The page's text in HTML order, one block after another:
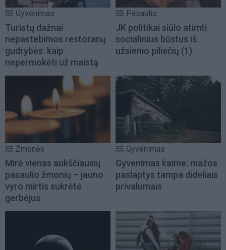
Gyvenimas
Turistų dažnai
nepastebimos restoranų
gudrybės: kaip
nepermokėti už maistą
Pasaulis
JK politikai siūlo atimti
socialinius būstus iš
užsienio piliečių (1)
Žmonės
Mirė vienas aukščiausių
pasaulio žmonių – jauno
vyro mirtis sukrėtė
gerbėjus
Gyvenimas
Gyvenimas kaime: mažos
paslaptys tampa dideliais
privalumais